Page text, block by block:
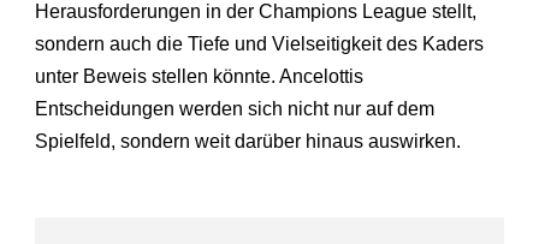
Herausforderungen in der Champions League stellt,
sondern auch die Tiefe und Vielseitigkeit des Kaders
unter Beweis stellen könnte. Ancelottis
Entscheidungen werden sich nicht nur auf dem
Spielfeld, sondern weit darüber hinaus auswirken.